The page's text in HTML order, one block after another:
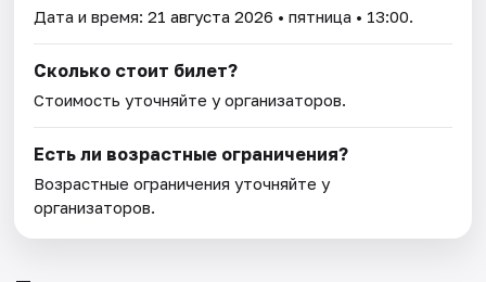
Дата и время:21 августа 2026 • пятница • 13:00.
Сколько стоит билет?
Стоимость уточняйте у организаторов.
Есть ли возрастные ограничения?
Возрастные ограничения уточняйте у
организаторов.